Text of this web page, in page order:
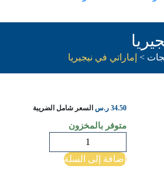
> إماراتي في نيجيريا
34.50 ر.س السعر شامل الضريبة
متوفر بالمخزون
إماراتي
في
إضافة إلى السلة